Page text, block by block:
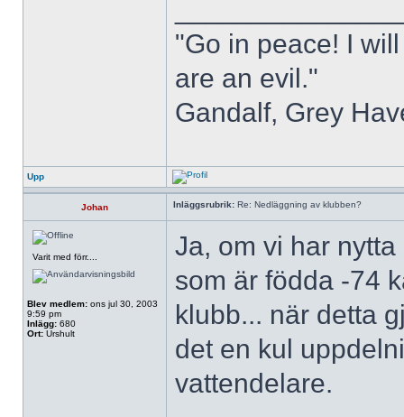
"Go in peace! I
are an evil."
Gandalf, Grey
Upp
Johan Inläggsrubrik: Re: Nedläggning av klubben?
Varit med förr....
Blev medlem: ons jul 30, 2003
9:59 pm
Inlägg: 680
Ort: Urshult
Ja, om vi har
som är födda -74
klubb... när detta
det en kul
vattendelare.